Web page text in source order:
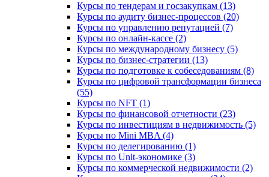
Курсы по тендерам и госзакупкам (13)
Курсы по аудиту бизнес-процессов (20)
Курсы по управлению репутацией (7)
Курсы по онлайн-кассе (2)
Курсы по международному бизнесу (5)
Курсы по бизнес-стратегии (13)
Курсы по подготовке к собеседованиям (8)
Курсы по цифровой трансформации бизнеса
(55)
Курсы по NFT (1)
Курсы по финансовой отчетности (23)
Курсы по инвестициям в недвижимость (5)
Курсы по Mini MBA (4)
Курсы по делегированию (1)
Курсы по Unit-экономике (3)
Курсы по коммерческой недвижимости (2)